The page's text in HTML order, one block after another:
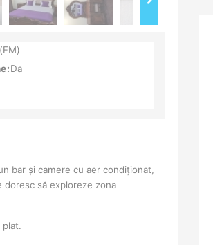
Da
bar și camere cu aer condiționat,
doresc să exploreze zona
plat.